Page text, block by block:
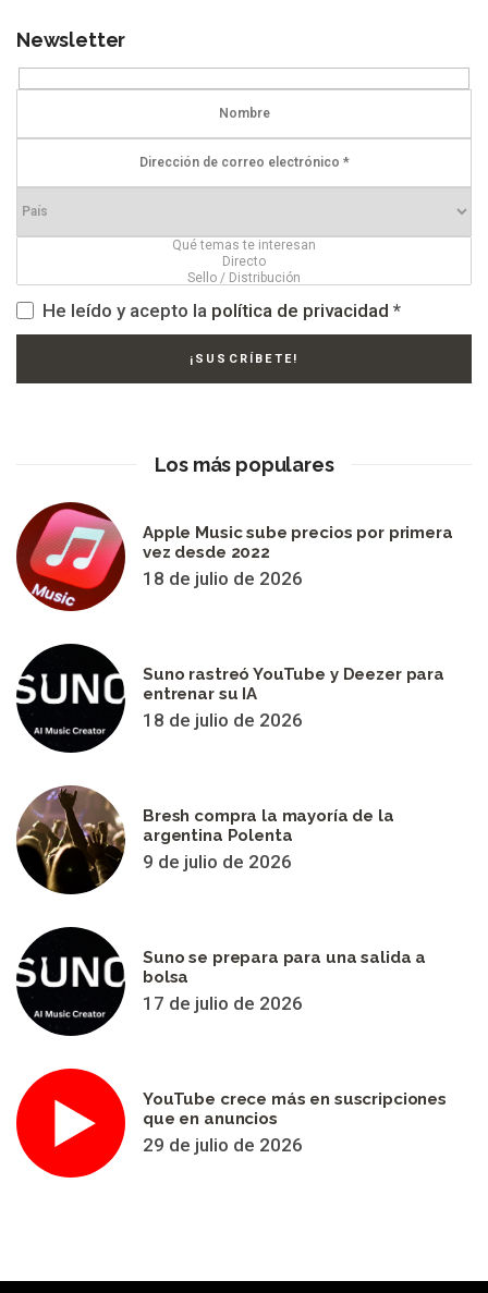
Newsletter
He leído y acepto la política de privacidad *
Los más populares
Apple Music sube precios por primera
vez desde 2022
18 de julio de 2026
Suno rastreó YouTube y Deezer para
entrenar su IA
18 de julio de 2026
Bresh compra la mayoría de la
argentina Polenta
9 de julio de 2026
Suno se prepara para una salida a
bolsa
17 de julio de 2026
YouTube crece más en suscripciones
que en anuncios
29 de julio de 2026